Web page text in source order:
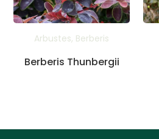
Arbustes, Berberis
Berberis Thunbergii